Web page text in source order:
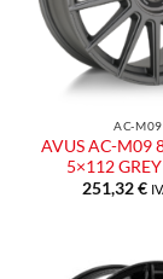
AC-M09
AVUS AC-M09
5×112
251,32€